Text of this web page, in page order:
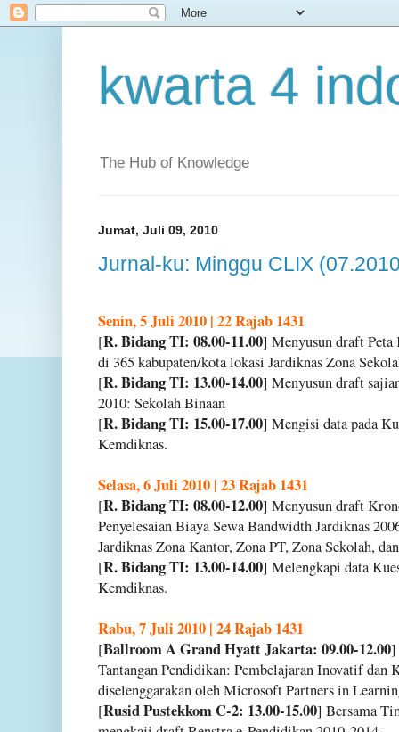
kwarta 4
The Hub of Knowledge
Jumat, Juli 09, 2010
Jurnal-ku: Minggu CLIX
Senin, 5 Juli 2010 | 22 Rajab 1431
[R. Bidang TI: 08.00-11.00] Menyusun draft Peta
di 365 kabupaten/kota lokasi Jardiknas Zona
[R. Bidang TI: 13.00-14.00] Menyusun draft
2010: Sekolah Binaan
[R. Bidang TI: 15.00-17.00] Mengisi data pada
Kemdiknas.
Selasa, 6 Juli 2010 | 23 Rajab 1431
[R. Bidang TI: 08.00-12.00] Menyusun draft
Penyelesaian Biaya Sewa Bandwidth Jardiknas
Jardiknas Zona Kantor, Zona PT, Zona Sekolah,
[R. Bidang TI: 13.00-14.00] Melengkapi data
Kemdiknas.
Rabu, 7 Juli 2010 | 24 Rajab 1431
[Ballroom A Grand Hyatt Jakarta: 09.00-12.00]
Tantangan Pendidikan: Pembelajaran Inovatif dan
diselenggarakan oleh Microsoft Partners in
[Rusid Pustekkom C-2: 13.00-15.00] Bersama